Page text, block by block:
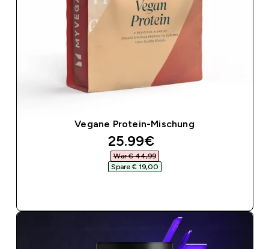
Vegane Protein-Mischung
discounted price
25.99€‎
War € 44,99‎
Spare € 19,00‎